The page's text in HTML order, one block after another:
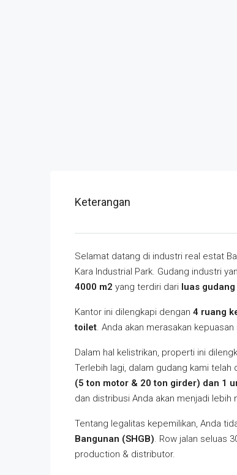
Keterangan
Selamat datang di industri real estat
Kara Industrial Park. Gudang industri
4000 m2 yang terdiri dari luas
Kantor ini dilengkapi dengan 4 ruang
toilet. Anda akan merasakan
Dalam hal kelistrikan, properti ini
Terlebih lagi, dalam gudang kami telah
(5 ton motor & 20 ton girder) dan 1
dan distribusi Anda akan menjadi lebih
Tentang legalitas kepemilikan, Anda
Bangunan (SHGB). Row jalan seluas
production & distributor.